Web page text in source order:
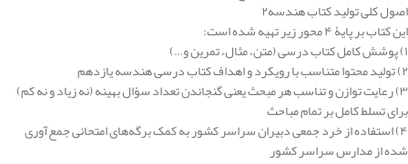
اصول کلی تولید کتاب هندسه۲
این کتاب بر پایۀ ۴ محور زیر تهیه شده است:
۱) پوشش کامل کتاب درسی (متن، مثال، تمرین و…)
۲) تولید محتوا متناسب با رویکرد و اهداف کتاب درسی هندسه یازدهم
۳) رعایت توازن و تناسب هر مبحث یعنی گنجاندن تعداد سؤال بهینه (نه زیاد و نه کم)
برای تسلط کامل بر تمام مباحث
۴) استفاده از خرد جمعی دبیران سراسر کشور به کمک برگه‌های امتحانی جمع‌آوری
شده از مدارس سراسر کشور